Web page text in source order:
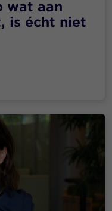
wat aan
is écht niet